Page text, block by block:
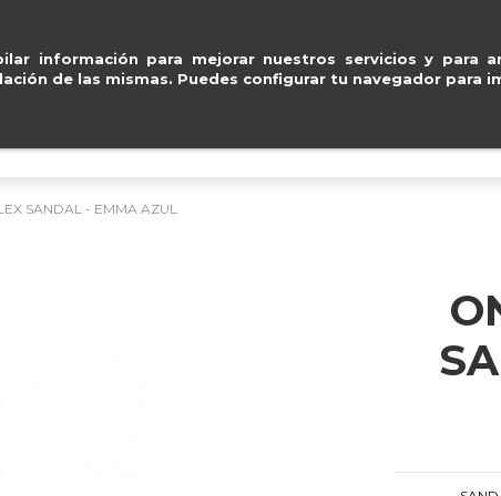
información para mejorar nuestros servicios y para
de las mismas. Puedes configurar tu navegador para
SANDAL - EMMA AZUL